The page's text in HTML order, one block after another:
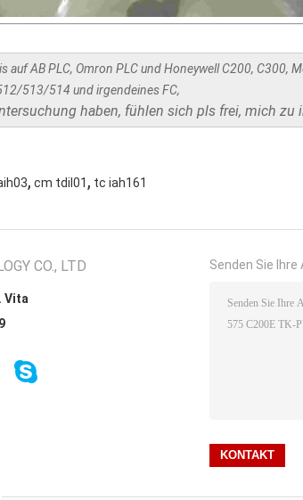
auf AB PLC, Omron PLC und Honeywell C200, C300,
513/514 und irgendeines FC,
haben, fühlen sich pls frei, mich zu
, cm tdil01 , tc iah161
CO., LTD
Vita
Senden Sie